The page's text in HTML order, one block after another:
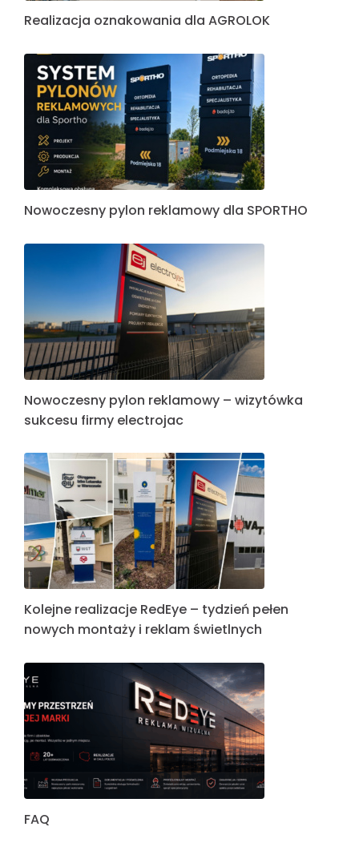
Realizacja oznakowania dla AGROLOK
Nowoczesny pylon reklamowy dla SPORTHO
Nowoczesny pylon reklamowy – wizytówka
sukcesu firmy electrojac
Kolejne realizacje RedEye – tydzień pełen
nowych montaży i reklam świetlnych
FAQ